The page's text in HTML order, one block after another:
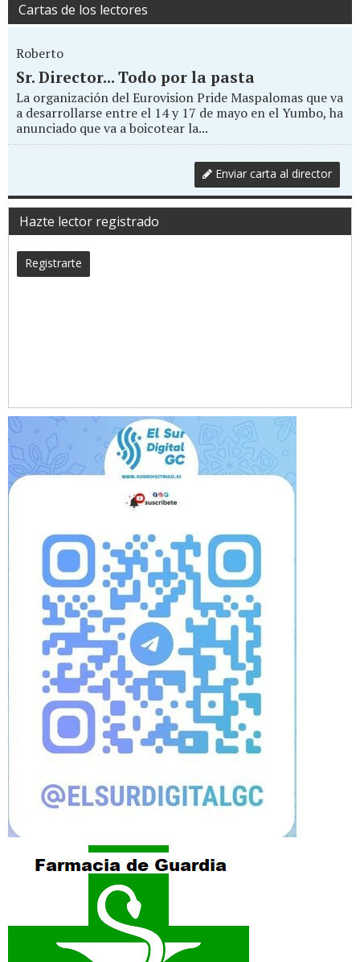
Cartas de los lectores
Roberto
Sr. Director... Todo por la pasta
La organización del Eurovision Pride Maspalomas que va
a desarrollarse entre el 14 y 17 de mayo en el Yumbo, ha
anunciado que va a boicotear la...
Enviar carta al director
Hazte lector registrado
Registrarte